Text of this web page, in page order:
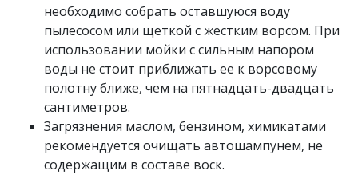
необходимо собрать оставшуюся воду
пылесосом или щеткой с жестким ворсом. При
использовании мойки с сильным напором
воды не стоит приближать ее к ворсовому
полотну ближе, чем на пятнадцать-двадцать
сантиметров.
Загрязнения маслом, бензином, химикатами
рекомендуется очищать автошампунем, не
содержащим в составе воск.